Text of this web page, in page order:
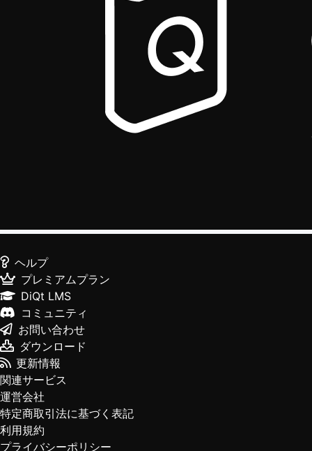
ヘルプ
プレミアムプラン
DiQt LMS
コミュニティ
お問い合わせ
ダウンロード
更新情報
関連サービス
運営会社
特定商取引法に基づく表記
利用規約
プライバシーポリシー